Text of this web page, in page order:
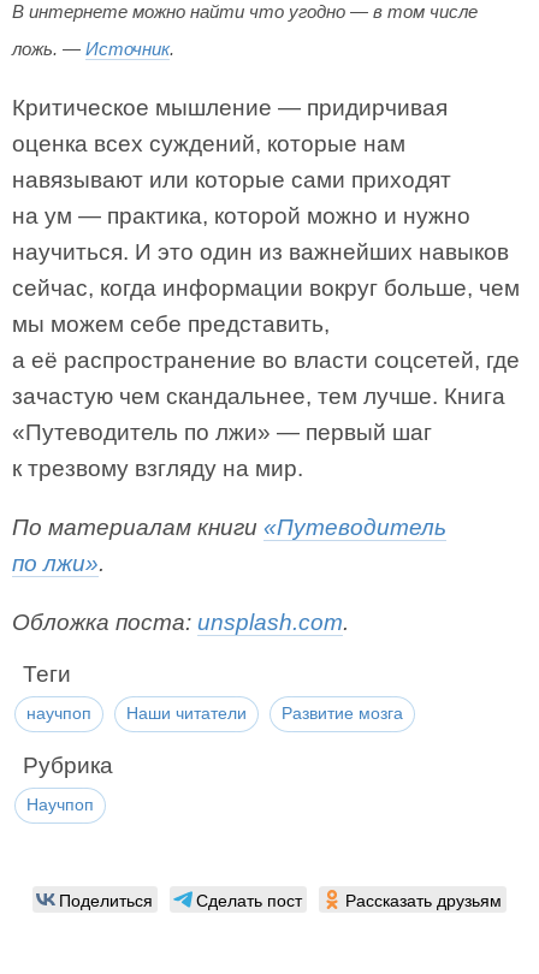
В интернете можно найти что угодно — в том числе
ложь. — Источник.
Критическое мышление — придирчивая
оценка всех суждений, которые нам
навязывают или которые сами приходят
на ум — практика, которой можно и нужно
научиться. И это один из важнейших навыков
сейчас, когда информации вокруг больше, чем
мы можем себе представить,
а её распространение во власти соцсетей, где
зачастую чем скандальнее, тем лучше. Книга
«Путеводитель по лжи» — первый шаг
к трезвому взгляду на мир.
По материалам книги «Путеводитель
по лжи».
Обложка поста: unsplash.com.
Теги
научпоп Наши читатели Развитие мозга
Рубрика
Научпоп
Поделиться Сделать пост Рассказать друзьям